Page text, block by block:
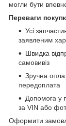
могли бути
Переваги
Усі
заявленим
Швидка
самовивіз
Зручна
передоплата
Допомога у
за VIN або
Оформити